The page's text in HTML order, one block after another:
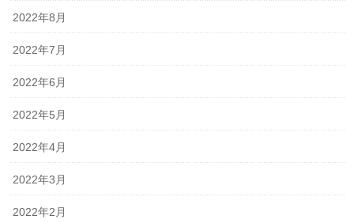
2022年8月
2022年7月
2022年6月
2022年5月
2022年4月
2022年3月
2022年2月